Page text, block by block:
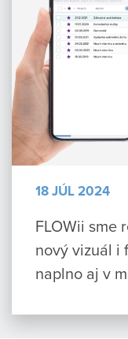
18 JÚL 2024
FLOWii sme
nový vizuál i
naplno aj v